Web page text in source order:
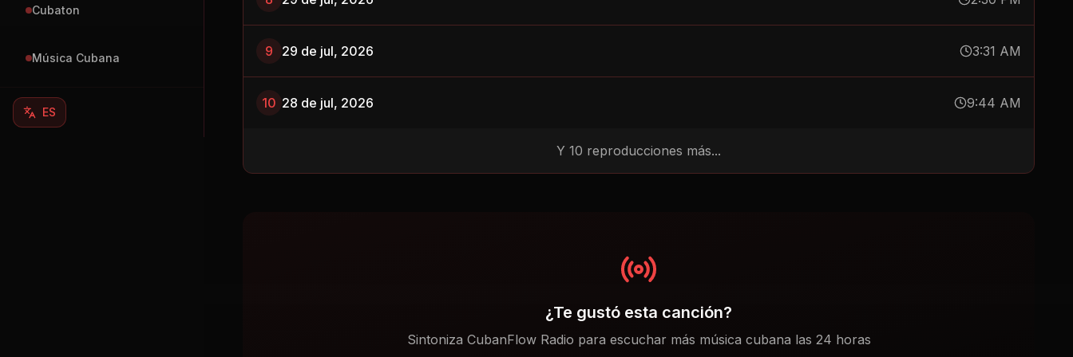
Cubaton
Música Cubana
ES
9 29 de jul, 2026 3:31 AM
10 28 de jul, 2026 9:44 AM
Y 10 reproducciones más...
¿Te gustó esta canción?
Sintoniza CubanFlow Radio para escuchar más música cubana las 24 horas